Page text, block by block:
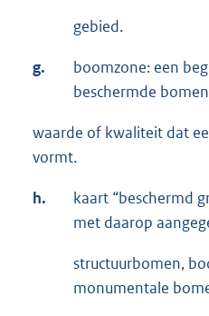
gebied.
g.
boomzone: een
beschermde
waarde of kwaliteit dat
vormt.
h.
kaart “beschermd
met daarop
structuurbomen,
monumentale